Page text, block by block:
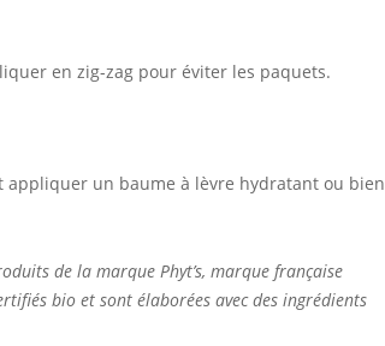
en zig-zag pour éviter les paquets.
appliquer un baume à lèvre hydratant ou bien
de la marque Phyt’s, marque française
bio et sont élaborées avec des ingrédients